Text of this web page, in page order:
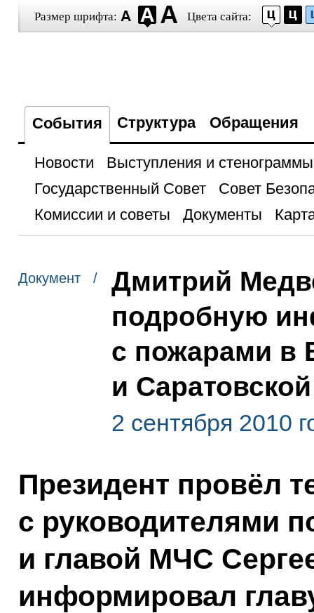
Размер шрифта: Цвета сайта:
События Структура Обращения
Новости
Выступления и стенограммы
Государственный Совет
Совет
Комиссии и советы
Документы
Документ /
Дмитрий
подробную
с пожарами в
и
2 сентября 2010
Президент провёл
с руководителями
и главой МЧС
информировал